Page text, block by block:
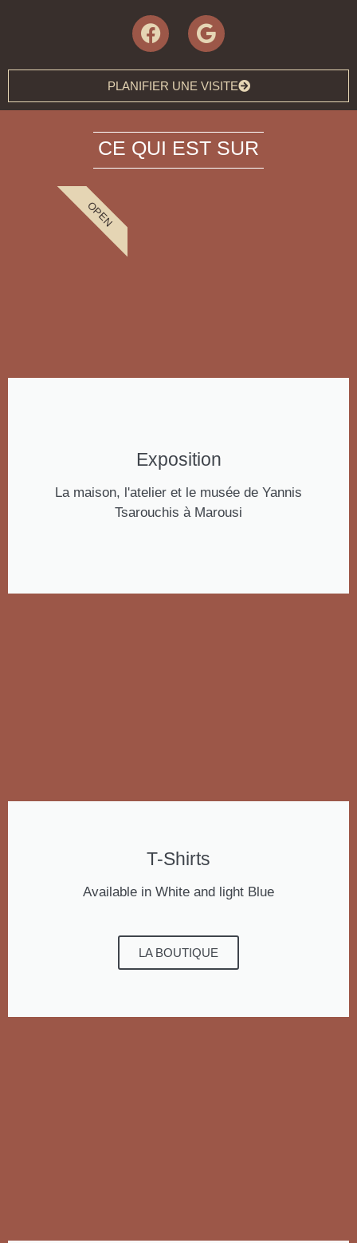
PLANIFIER UNE VISITE
CE QUI EST SUR
Exposition
La maison, l'atelier et le musée de Yannis
Tsarouchis à Marousi
OPEN
T-Shirts
Available in White and light Blue
LA BOUTIQUE